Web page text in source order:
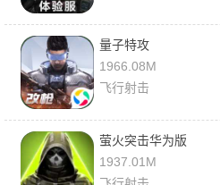
量子特攻
1966.08M
飞行射击
萤火突击华为版
1937.01M